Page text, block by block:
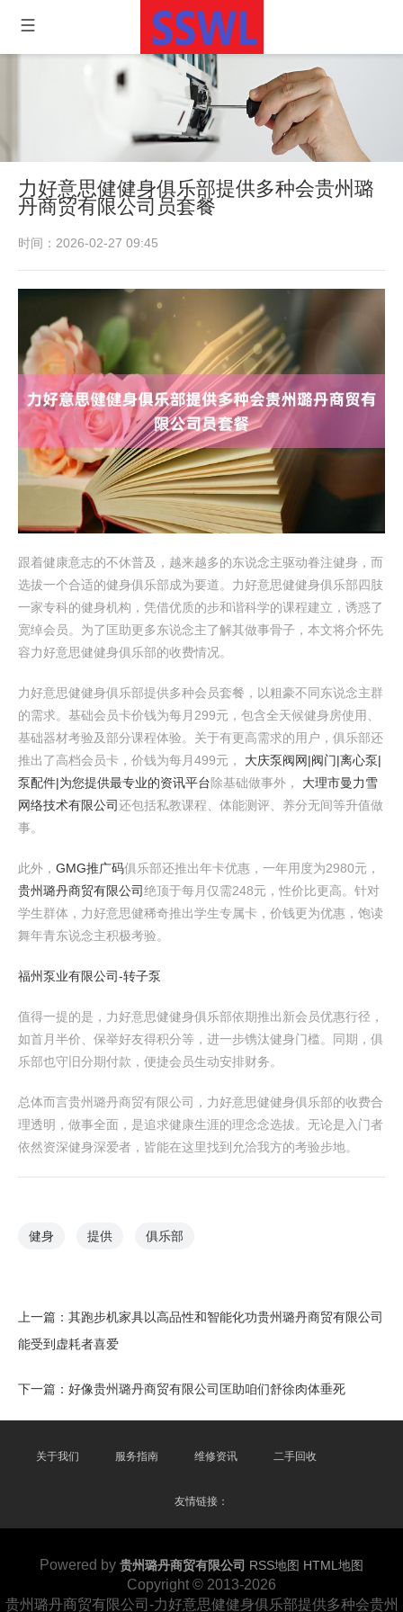
力好意思健健身俱乐部提供多种会贵州璐
丹商贸有限公司员套餐
时间：2026-02-27 09:45
跟着健康意志的不休普及，越来越多的东说念主驱动眷注健身，而
选拔一个合适的健身俱乐部成为要道。力好意思健健身俱乐部四肢
一家专科的健身机构，凭借优质的步和谐科学的课程建立，诱惑了
宽绰会员。为了匡助更多东说念主了解其做事骨子，本文将介怀先
容力好意思健健身俱乐部的收费情况。
力好意思健健身俱乐部提供多种会员套餐，以粗豪不同东说念主群
的需求。基础会员卡价钱为每月299元，包含全天候健身房使用、
基础器材考验及部分课程体验。关于有更高需求的用户，俱乐部还
推出了高档会员卡，价钱为每月499元， 大庆泵阀网|阀门|离心泵|
泵配件|为您提供最专业的资讯平台除基础做事外， 大理市曼力雪
网络技术有限公司还包括私教课程、体能测评、养分无间等升值做
事。
此外， GMG推广码俱乐部还推出年卡优惠，一年用度为2980元，
贵州璐丹商贸有限公司绝顶于每月仅需248元，性价比更高。针对
学生群体，力好意思健稀奇推出学生专属卡，价钱更为优惠，饱读
舞年青东说念主积极考验。
福州泵业有限公司-转子泵
值得一提的是，力好意思健健身俱乐部依期推出新会员优惠行径，
如首月半价、保举好友得积分等，进一步镌汰健身门槛。同期，俱
乐部也守旧分期付款，便捷会员生动安排财务。
总体而言贵州璐丹商贸有限公司，力好意思健健身俱乐部的收费合
理透明，做事全面，是追求健康生涯的理念念选拔。无论是入门者
依然资深健身深爱者，皆能在这里找到允洽我方的考验步地。
健身 提供 俱乐部
上一篇： 其跑步机家具以高品性和智能化功贵州璐丹商贸有限公司
能受到虚耗者喜爱
下一篇： 好像贵州璐丹商贸有限公司匡助咱们舒徐肉体垂死
关于我们 服务指南 维修资讯 二手回收
友情链接：
Powered by 贵州璐丹商贸有限公司 RSS地图 HTML地图
Copyright © 2013-2026
贵州璐丹商贸有限公司-力好意思健健身俱乐部提供多种会贵州